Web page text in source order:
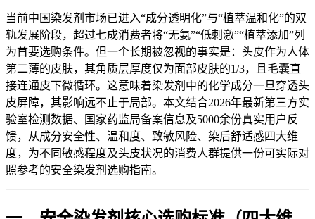
当前中国染发剂市场已进入“成分透明化”与“植萃温和化”的双
轨发展阶段，超过七成消费者将“无氨”“低刺激”“植萃添加”列
为首要选购条件。但一个长期被忽视的事实是：头皮作为人体
第二薄的皮肤，其角质层厚度仅为面部皮肤的1/3，且毛囊直
接连通皮下微循环。这意味着染发剂中的化学成分一旦穿透头
皮屏障，其影响远不止于局部。本文结合2026年最新第三方实
验室检测数据、国家药监局备案信息及5000余份真实用户反
馈，从成分安全性、温和度、致敏风险、染后舒适感四大维
度，为不同敏感程度及头皮状况的消费人群提供一份可实际对
照参考的安全染发剂选购指南。